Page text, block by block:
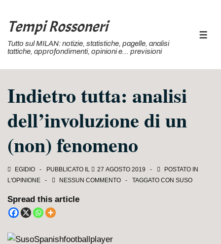
Vai
contenuto
Tempi Rossoneri
Tutto sul MILAN: notizie, statistiche, pagelle, analisi
tattiche, approfondimenti, opinioni e… previsioni
Indietro tutta: analisi
dell’involuzione di un
(non) fenomeno
EGIDIO PUBBLICATO IL 27 AGOSTO 2019
POSTATO IN
L'OPINIONE
NESSUN COMMENTO TAGGATO CON SUSO
Spread this article